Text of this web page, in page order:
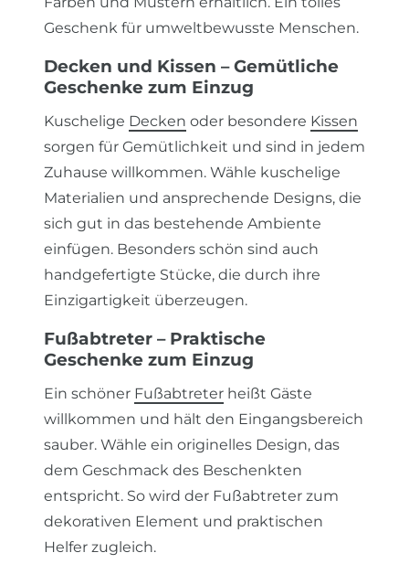
Geschenk für umweltbewusste Menschen.
Decken und Kissen – Gemütliche
Geschenke zum Einzug
Kuschelige Decken oder besondere Kissen
sorgen für Gemütlichkeit und sind in jedem
Zuhause willkommen. Wähle kuschelige
Materialien und ansprechende Designs, die
sich gut in das bestehende Ambiente
einfügen. Besonders schön sind auch
handgefertigte Stücke, die durch ihre
Einzigartigkeit überzeugen.
Fußabtreter – Praktische
Geschenke zum Einzug
Ein schöner Fußabtreter heißt Gäste
willkommen und hält den Eingangsbereich
sauber. Wähle ein originelles Design, das
dem Geschmack des Beschenkten
entspricht. So wird der Fußabtreter zum
dekorativen Element und praktischen
Helfer zugleich.